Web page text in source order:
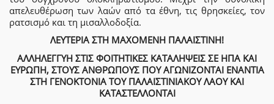
απελευθέρωση των λαών από τα έθνη, τις θρησκείες, τον
ρατσισμό και τη μισαλλοδοξία.
ΛΕΥΤΕΡΙΑ ΣΤΗ ΜΑΧΟΜΕΝΗ ΠΑΛΑΙΣΤΙΝΗ!
ΑΛΛΗΛΕΓΓΥΗ ΣΤΙΣ ΦΟΙΤΗΤΙΚΕΣ ΚΑΤΑΛΗΨΕΙΣ ΣΕ ΗΠΑ ΚΑΙ
ΕΥΡΩΠΗ, ΣΤΟΥΣ ΑΝΘΡΩΠΟΥΣ ΠΟΥ ΑΓΩΝΙΖΟΝΤΑΙ ΕΝΑΝΤΙΑ
ΣΤΗ ΓΕΝΟΚΤΟΝΙΑ ΤΟΥ ΠΑΛΑΙΣΤΙΝΙΑΚΟΥ ΛΑΟΥ ΚΑΙ
ΚΑΤΑΣΤΕΛΛΟΝΤΑΙ